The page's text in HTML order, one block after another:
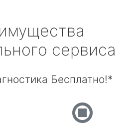
сервиса
Бесплатно!*